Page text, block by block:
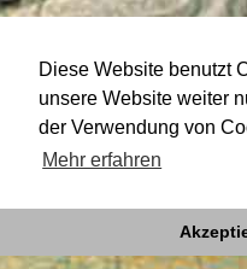
Diese Website benutzt
unsere Website weiter
der Verwendung von
Mehr erfahren
EINMISCHEN:
KÖRPER,
Open-Space-Format